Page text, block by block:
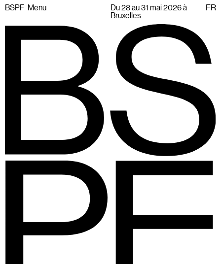
BSPF Menu Du 28 au 31 mai 2026 à
Bruxelles
FR